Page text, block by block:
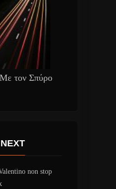
τον Σπύρο
non stop